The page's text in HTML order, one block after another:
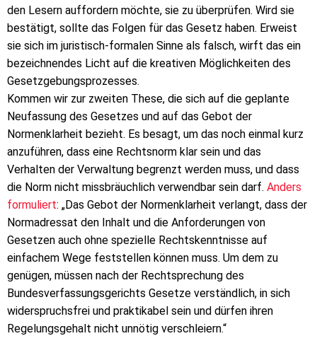
den Lesern auffordern möchte, sie zu überprüfen. Wird sie
bestätigt, sollte das Folgen für das Gesetz haben. Erweist
sie sich im juristisch-formalen Sinne als falsch, wirft das ein
bezeichnendes Licht auf die kreativen Möglichkeiten des
Gesetzgebungsprozesses.
Kommen wir zur zweiten These, die sich auf die geplante
Neufassung des Gesetzes und auf das Gebot der
Normenklarheit bezieht. Es besagt, um das noch einmal kurz
anzuführen, dass eine Rechtsnorm klar sein und das
Verhalten der Verwaltung begrenzt werden muss, und dass
die Norm nicht missbräuchlich verwendbar sein darf. Anders
formuliert: „Das Gebot der Normenklarheit verlangt, dass der
Normadressat den Inhalt und die Anforderungen von
Gesetzen auch ohne spezielle Rechtskenntnisse auf
einfachem Wege feststellen können muss. Um dem zu
genügen, müssen nach der Rechtsprechung des
Bundesverfassungsgerichts Gesetze verständlich, in sich
widerspruchsfrei und praktikabel sein und dürfen ihren
Regelungsgehalt nicht unnötig verschleiern.“